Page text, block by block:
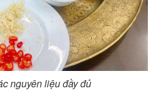
nguyên liệu đầy đủ